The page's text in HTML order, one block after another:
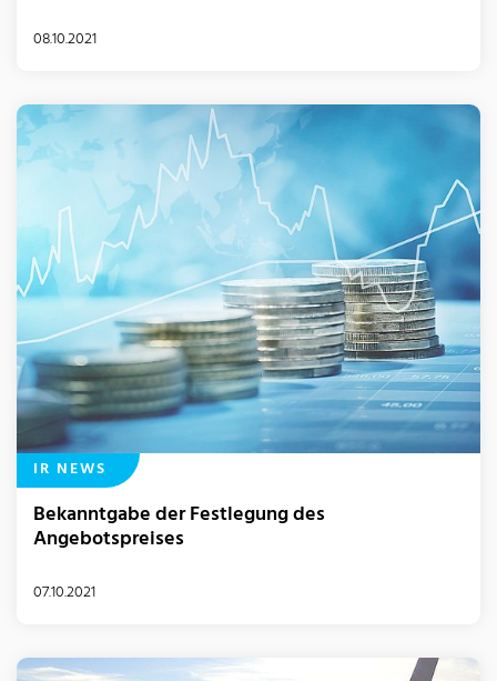
08.10.2021
IR NEWS
Bekanntgabe der Festlegung des
Angebotspreises
07.10.2021